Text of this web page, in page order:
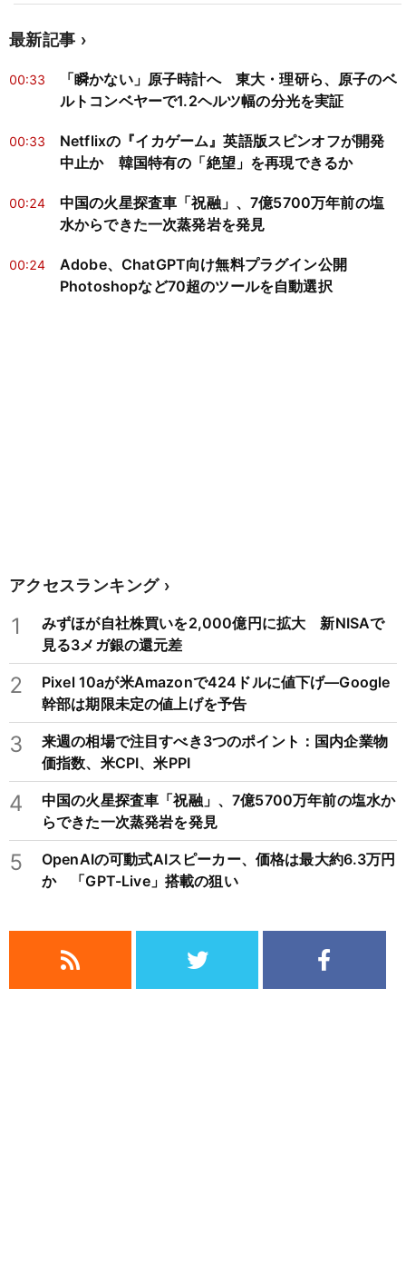
最新記事
00:33
「瞬かない」原子時計へ 東大・理研ら、原子のベ
ルトコンベヤーで1.2ヘルツ幅の分光を実証
00:33
Netflixの『イカゲーム』英語版スピンオフが開発
中止か 韓国特有の「絶望」を再現できるか
00:24
中国の火星探査車「祝融」、7億5700万年前の塩
水からできた一次蒸発岩を発見
00:24
Adobe、ChatGPT向け無料プラグイン公開
Photoshopなど70超のツールを自動選択
アクセスランキング
1
みずほが自社株買いを2,000億円に拡大 新NISAで
見る3メガ銀の還元差
2
Pixel 10aが米Amazonで424ドルに値下げ―Google
幹部は期限未定の値上げを予告
3
来週の相場で注目すべき3つのポイント：国内企業物
価指数、米CPI、米PPI
4
中国の火星探査車「祝融」、7億5700万年前の塩水か
らできた一次蒸発岩を発見
5
OpenAIの可動式AIスピーカー、価格は最大約6.3万円
か 「GPT-Live」搭載の狙い